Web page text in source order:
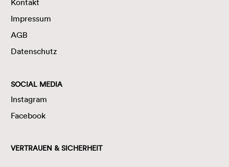
Impressum
AGB
Datenschutz
SOCIAL MEDIA
Instagram
Facebook
VERTRAUEN & SICHERHEIT